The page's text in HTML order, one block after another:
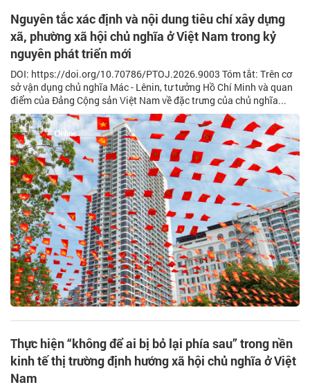
Nguyên tắc xác định và nội dung tiêu chí xây dựng
xã, phường xã hội chủ nghĩa ở Việt Nam trong kỷ
nguyên phát triển mới
DOI: https://doi.org/10.70786/PTOJ.2026.9003 Tóm tắt: Trên cơ
sở vận dụng chủ nghĩa Mác - Lênin, tư tưởng Hồ Chí Minh và quan
điểm của Đảng Cộng sản Việt Nam về đặc trưng của chủ nghĩa...
Thực hiện “không để ai bị bỏ lại phía sau” trong nền
kinh tế thị trường định hướng xã hội chủ nghĩa ở Việt
Nam